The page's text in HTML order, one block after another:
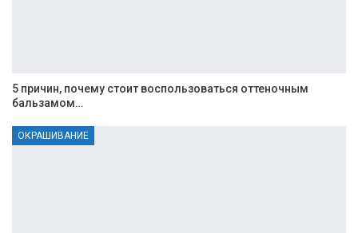
5 причин, почему стоит воспользоваться оттеночным
бальзамом…
ОКРАШИВАНИЕ